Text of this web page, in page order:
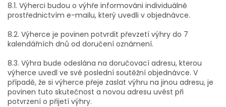
8.1. Výherci budou o výhře informováni individuálně
prostřednictvím e-mailu, který uvedli v objednávce.
8.2. Výherce je povinen potvrdit převzetí výhry do 7
kalendářních dnů od doručení oznámení.
8.3. Výhra bude odeslána na doručovací adresu, kterou
výherce uvedl ve své poslední soutěžní objednávce. V
případě, že si výherce přeje zaslat výhru na jinou adresu, je
povinen tuto skutečnost a novou adresu uvést při
potvrzení o přijetí výhry.